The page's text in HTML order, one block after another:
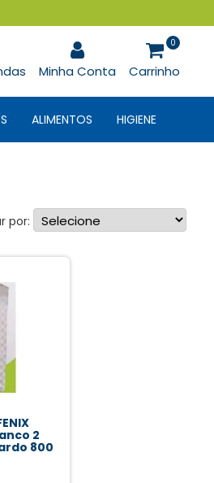
Minha Conta Carrinho
0
ALIMENTOS HIGIENE
por:
2
800